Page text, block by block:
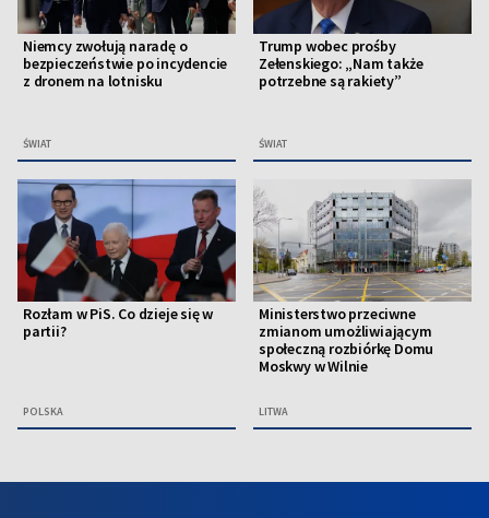
Niemcy zwołują naradę o
bezpieczeństwie po incydencie
z dronem na lotnisku
ŚWIAT
Trump wobec prośby
Zełenskiego: „Nam także
potrzebne są rakiety”
ŚWIAT
Rozłam w PiS. Co dzieje się w
partii?
POLSKA
Ministerstwo przeciwne
zmianom umożliwiającym
społeczną rozbiórkę Domu
Moskwy w Wilnie
LITWA